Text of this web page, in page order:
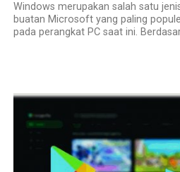
Windows merupakan salah satu
buatan Microsoft yang paling
pada perangkat PC saat ini.